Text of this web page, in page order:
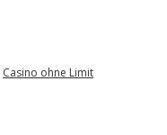
Casino ohne Limit